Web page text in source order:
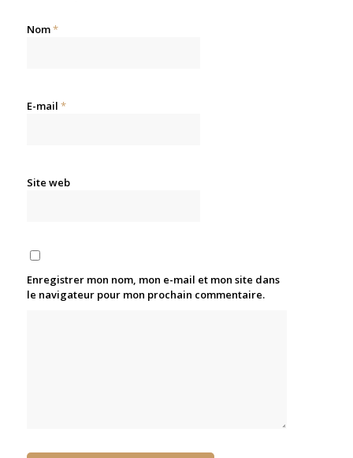
Nom*
E-mail *
Site web
Enregistrer mon nom, mon e-mail et mon site dans
le navigateur pour mon prochain commentaire.